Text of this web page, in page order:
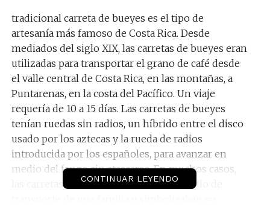
tradicional carreta de bueyes es el tipo de
artesanía más famoso de Costa Rica. Desde
mediados del siglo XIX, las carretas de bueyes eran
utilizadas para transportar el grano de café desde
el valle central de Costa Rica, en las montañas, a
Puntarenas, en la costa del Pacífico. Un viaje
requería de 10 a 15 días. Las carretas de bueyes
tenían ruedas sin radios, un híbrido entre el disco
usado por los aztecas y la rueda de radios
introducida por los españoles, para avanzar en
medio del fango sin atascarse. En muchos casos,
las carretas de bueyes eran el único medio de
CONTINUAR LEYENDO